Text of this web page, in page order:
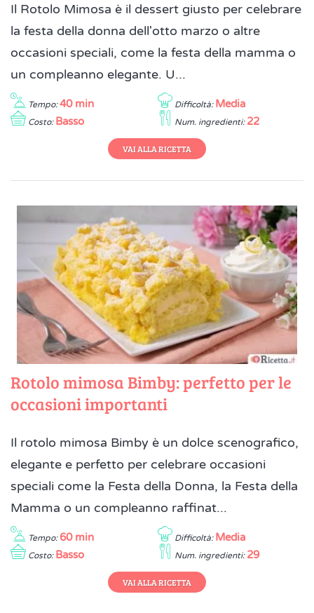
Il Rotolo Mimosa è il dessert giusto per celebrare
la festa della donna dell'otto marzo o altre
occasioni speciali, come la festa della mamma o
un compleanno elegante. U...
Tempo: 40 min Difficoltà: Media
Costo: Basso Num. ingredienti: 22
VAI ALLA RICETTA
Rotolo mimosa Bimby: perfetto per le
occasioni importanti
Il rotolo mimosa Bimby è un dolce scenografico,
elegante e perfetto per celebrare occasioni
speciali come la Festa della Donna, la Festa della
Mamma o un compleanno raffinat...
Tempo: 60 min Difficoltà: Media
Costo: Basso Num. ingredienti: 29
VAI ALLA RICETTA